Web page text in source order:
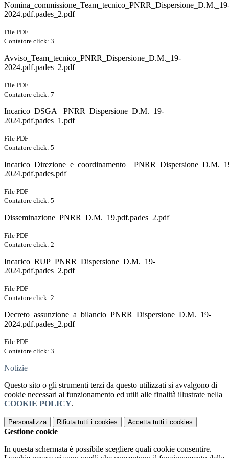
2024.pdf.pades_2.pdf
File PDF
Contatore click: 3
Avviso_Team_tecnico_PNRR_Dispersione_D.M._19-
2024.pdf.pades_2.pdf
File PDF
Contatore click: 7
Incarico_DSGA_ PNRR_Dispersione_D.M._19-
2024.pdf.pades_1.pdf
File PDF
Contatore click: 5
2024.pdf.pades.pdf
File PDF
Contatore click: 5
Disseminazione_PNRR_D.M._19.pdf.pades_2.pdf
File PDF
Contatore click: 2
Incarico_RUP_PNRR_Dispersione_D.M._19-
2024.pdf.pades_2.pdf
File PDF
Contatore click: 2
Decreto_assunzione_a_bilancio_PNRR_Dispersione_D.M._19-
2024.pdf.pades_2.pdf
File PDF
Contatore click: 3
Notizie
Questo sito o gli strumenti terzi da questo utilizzati si avvalgono di
cookie necessari al funzionamento ed utili alle finalità illustrate nella
COOKIE POLICY.
Personalizza Rifiuta tutti i cookies Accetta tutti i cookies
Gestione cookie
In questa schermata è possibile scegliere quali cookie consentire.